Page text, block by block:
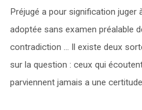
Préjugé a pour signification juger
adoptée sans examen préalable
contradiction … Il existe deux
sur la question : ceux qui
parviennent jamais a une certitude…